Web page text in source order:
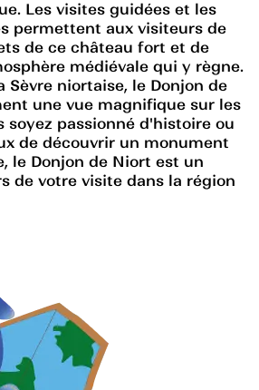
Les visites guidées et les
permettent aux visiteurs de
de ce château fort et de
médiévale qui y règne.
Sèvre niortaise, le Donjon de
une vue magnifique sur les
soyez passionné d'histoire ou
de découvrir un monument
le Donjon de Niort est un
de votre visite dans la région